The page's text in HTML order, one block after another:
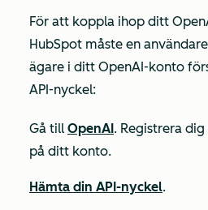
För att koppla ihop ditt
HubSpot måste en
ägare i ditt OpenAI-konto
API-nyckel:
Gå till OpenAI. Registrera
på ditt konto.
Hämta din API-nyckel.